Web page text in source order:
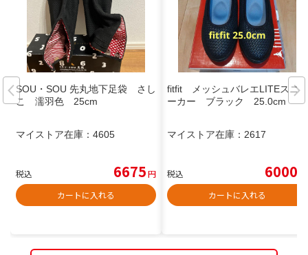
SOU・SOU 先丸地下足袋 さし
こ 濡羽色 25cm
マイストア在庫： 4605
税込 6675円
カートに入れる
fitfit メッシュバレエLITEスニ
ーカー ブラック 25.0cm
マイストア在庫： 2617
税込 6000
カートに入れる